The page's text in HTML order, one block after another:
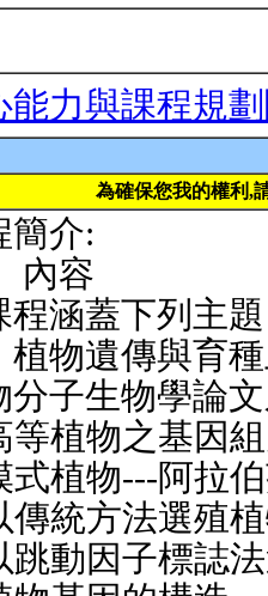
能力與課程規
為確保您我的權利,
簡介:
內容
程涵蓋下列主
植物遺傳與育
分子生物學論
等植物之基因
式植物---阿拉
傳統方法選殖
跳動因子標誌